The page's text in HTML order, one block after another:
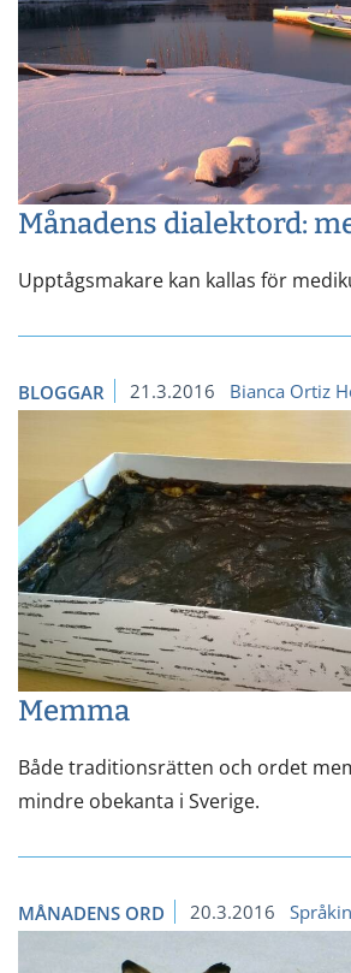
Månadens dialektord:
Upptågsmakare kan kallas för
BLOGGAR 21.3.2016 Bianca Ortiz
Memma
Både traditionsrätten och ordet
mindre obekanta i Sverige.
MÅNADENS ORD 20.3.2016